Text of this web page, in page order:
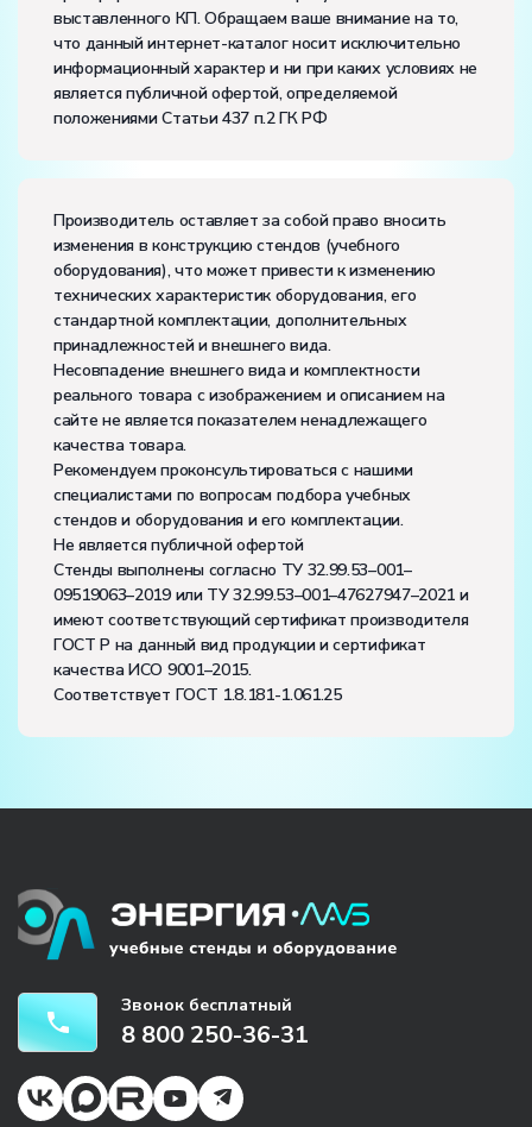
Влажность, %:до 80
выставленного КП. Обращаем ваше внимание на то,
что данный интернет-каталог носит исключительно
информационный характер и ни при каких условиях не
является публичной офертой, определяемой
положениями Статьи 437 п.2 ГК РФ
Производитель оставляет за собой право вносить
изменения в конструкцию стендов (учебного
оборудования), что может привести к изменению
технических характеристик оборудования, его
стандартной комплектации, дополнительных
принадлежностей и внешнего вида.
Несовпадение внешнего вида и комплектности
реального товара с изображением и описанием на
сайте не является показателем ненадлежащего
качества товара.
Рекомендуем проконсультироваться с нашими
специалистами по вопросам подбора учебных
стендов и оборудования и его комплектации.
Не является публичной офертой
Стенды выполнены согласно ТУ 32.99.53–001–
09519063–2019 или ТУ 32.99.53–001–47627947–2021 и
имеют соответствующий сертификат производителя
ГОСТ Р на данный вид продукции и сертификат
качества ИСО 9001–2015.
Соответствует ГОСТ 1.8.181-1.061.25
Звонок бесплатный
8 800 250-36-31